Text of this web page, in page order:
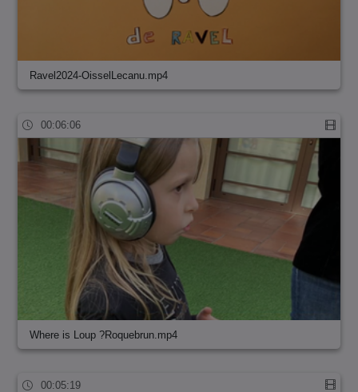
Ravel2024-OisselLecanu.mp4
00:06:06
Where is Loup ?Roquebrun.mp4
00:05:19